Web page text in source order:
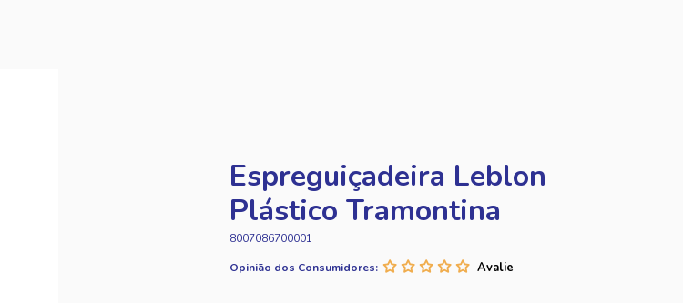
Espreguiçadeira Leblon
Plástico Tramontina
8007086700001
Opinião dos Consumidores: